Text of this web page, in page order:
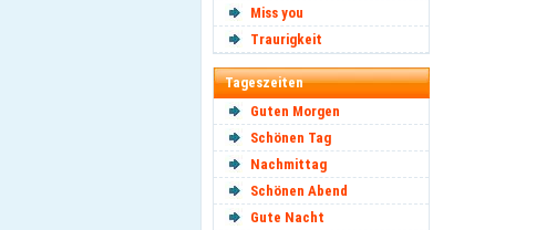
Miss you
Traurigkeit
Tageszeiten
Guten Morgen
Schönen Tag
Nachmittag
Schönen Abend
Gute Nacht